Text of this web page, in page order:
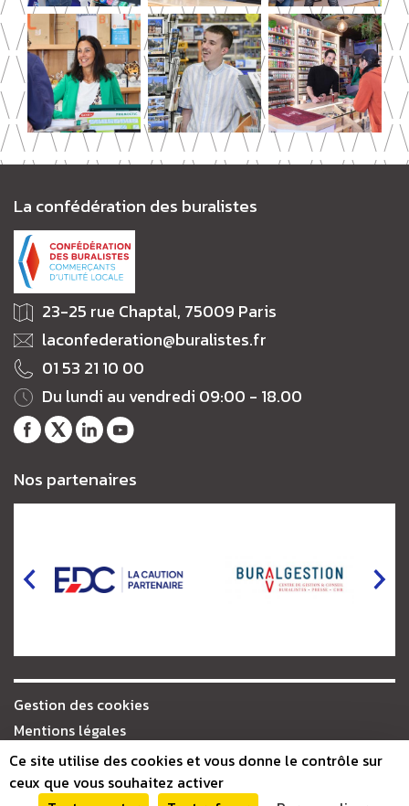
La confédération des buralistes
23-25 rue Chaptal, 75009 Paris
laconfederation@buralistes.fr
01 53 21 10 00
Du lundi au vendredi 09:00 - 18.00
Notre
Facebook
TwitterLinkedIn
Youtube
Nos partenaires
Gestion des cookies
Mentions légales
Plan du site
Presse
Ce site utilise des cookies et vous donne le contrôle sur
ceux que vous souhaitez activer